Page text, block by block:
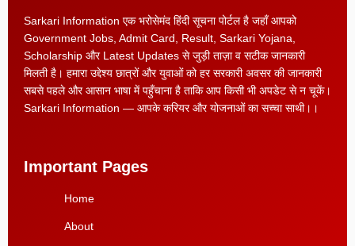
Sarkari Information एक भरोसेमंद हिंदी सूचना पोर्टल है जहाँ आपको
Government Jobs, Admit Card, Result, Sarkari Yojana,
Scholarship और Latest Updates से जुड़ी ताज़ा व सटीक जानकारी
मिलती है। हमारा उद्देश्य छात्रों और युवाओं को हर सरकारी अवसर की जानकारी
सबसे पहले और आसान भाषा में पहुँचाना है ताकि आप किसी भी अपडेट से न चूकें।
Sarkari Information — आपके करियर और योजनाओं का सच्चा साथी।।
Important Pages
Home
About